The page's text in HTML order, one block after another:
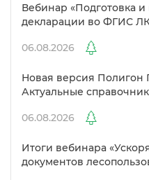
ебинар «Подготовка и
декларации во ФГИС
06.08.2026
Новая версия Полигон
Актуальные
06.08.2026
Итоги вебинара
документов